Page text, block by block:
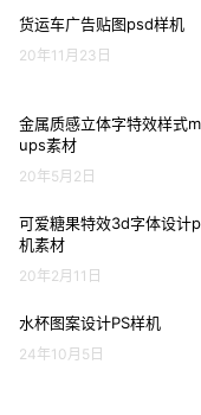
货运车广告贴图psd样机
20年11月23日
金属质感立体字特效样式
ups素材
20年5月2日
可爱糖果特效3d字体设计
机素材
20年2月11日
水杯图案设计PS样机
24年10月5日